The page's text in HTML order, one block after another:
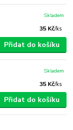
35 Kč/ks
Skladem
Přidat do košíku
35 Kč/ks
Skladem
Přidat do košíku